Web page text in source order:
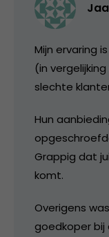
Mijn ervaring
(in
slechte
Hun
Grappig dat
komt.
Overigens
goedkoper bij